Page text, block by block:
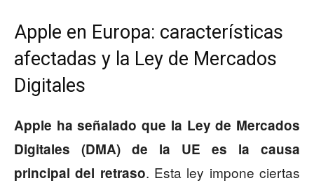
Apple en Europa: características
afectadas y la Ley de Mercados
Digitales
Apple ha señalado que la Ley de Mercados
Digitales (DMA) de la UE es la causa
principal del retraso. Esta ley impone ciertas